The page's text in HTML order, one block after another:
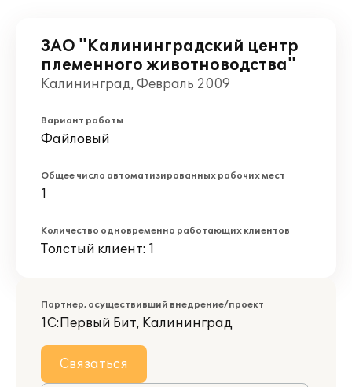
ЗАО "Калининградский центр
племенного животноводства"
Калининград, Февраль 2009
Вариант работы
Файловый
Общее число автоматизированных рабочих мест
1
Количество одновременно работающих клиентов
Толстый клиент: 1
Партнер, осуществивший внедрение/проект
1С:Первый Бит, Калининград
Связаться